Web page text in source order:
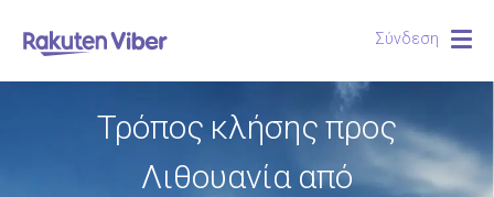
Σύνδεση
Τρόπος κλήσης προς
Λιθουανία από